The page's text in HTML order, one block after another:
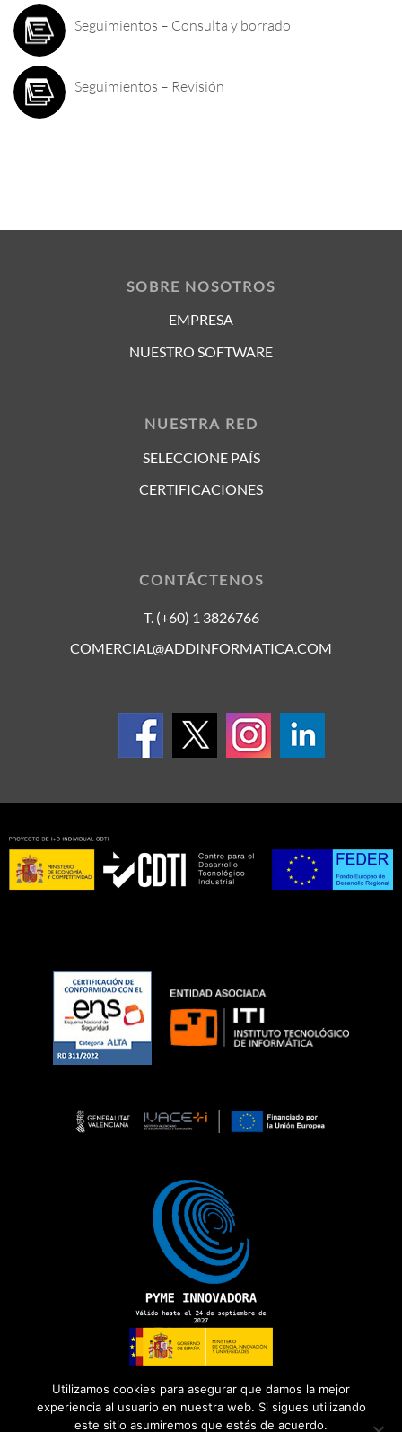
Seguimientos – Consulta y borrado
Seguimientos – Revisión
SOBRE NOSOTROS
EMPRESA
NUESTRO SOFTWARE
NUESTRA RED
SELECCIONE PAÍS
CERTIFICACIONES
CONTÁCTENOS
T. (+60) 1 3826766
COMERCIAL@ADDINFORMATICA.COM
Utilizamos cookies para asegurar que damos la mejor
experiencia al usuario en nuestra web. Si sigues utilizando
este sitio asumiremos que estás de acuerdo.